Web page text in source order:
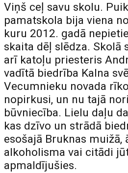
Viņš ceļ savu skolu.
pamatskola bija viena
kuru 2012. gadā
skaita dēļ slēdza. Skolā
arī katoļu priesteris
vadītā biedrība Kalna
Vecumnieku novada
nopirkusi, un nu tajā
būvniecība. Lielu daļu
kas dzīvo un strādā
esošajā Bruknas muižā,
alkoholisma vai citādi
apmaldījušies.